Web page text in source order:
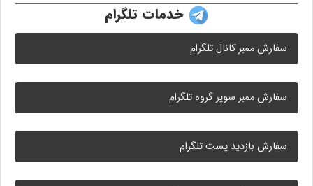
خدمات تلگرام
سفارش ممبر کانال تلگرام
سفارش ممبر سوپر گروه تلگرام
سفارش بازدید پست تلگرام